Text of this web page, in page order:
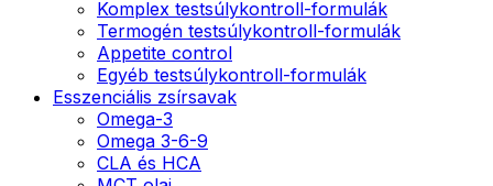
Komplex testsúlykontroll-formulák
Termogén testsúlykontroll-formulák
Appetite control
Egyéb testsúlykontroll-formulák
Esszenciális zsírsavak
Omega-3
Omega 3-6-9
CLA és HCA